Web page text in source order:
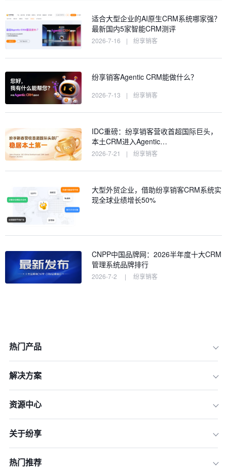
枢
适合大型企业的AI原生CRM系统哪家强？
最新国内5家智能CRM测评
2026-7-16 | 纷享销客
纷享销客Agentic CRM能做什么？
2026-7-13 | 纷享销客
IDC重磅：纷享销客营收首超国际巨头，
本土CRM进入Agentic…
2026-7-21 | 纷享销客
大型外贸企业，借助纷享销客CRM系统实
现全球业绩增长50%
CNPP中国品牌网：2026半年度十大CRM
管理系统品牌排行
2026-7-2 | 纷享销客
热门产品
解决方案
资源中心
关于纷享
热门推荐